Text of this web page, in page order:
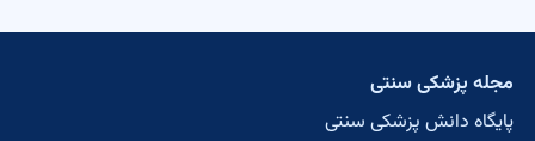
پزشکی سنتی
دانش پزشکی سنتی